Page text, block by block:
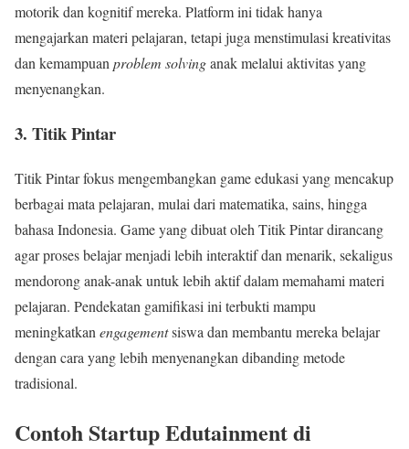
motorik dan kognitif mereka. Platform ini tidak hanya
mengajarkan materi pelajaran, tetapi juga menstimulasi kreativitas
dan kemampuan problem solvinganak melalui aktivitas yang
menyenangkan.
3. Titik Pintar
Titik Pintar fokus mengembangkan game edukasi yang mencakup
berbagai mata pelajaran, mulai dari matematika, sains, hingga
bahasa Indonesia. Game yang dibuat oleh Titik Pintar dirancang
agar proses belajar menjadi lebih interaktif dan menarik, sekaligus
mendorong anak-anak untuk lebih aktif dalam memahami materi
pelajaran. Pendekatan gamifikasi ini terbukti mampu
meningkatkan engagementsiswa dan membantu mereka belajar
dengan cara yang lebih menyenangkan dibanding metode
tradisional.
Contoh Startup Edutainment di